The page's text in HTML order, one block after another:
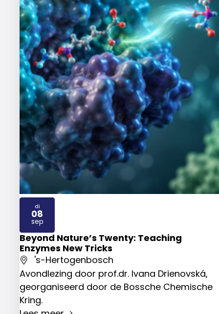
Beyond Nature’s Twenty: Teaching
Enzymes New Tricks
's-Hertogenbosch
Avondlezing door prof.dr. Ivana Drienovská,
georganiseerd door de Bossche Chemische
Kring.
di
08
sep
2026